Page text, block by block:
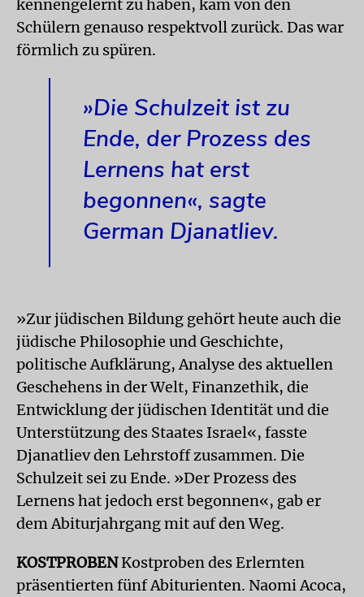
kennengelernt zu haben, kam von den
Schülern genauso respektvoll zurück. Das war
förmlich zu spüren.
»Die Schulzeit ist zu
Ende, der Prozess des
Lernens hat erst
begonnen«, sagte
German Djanatliev.
»Zur jüdischen Bildung gehört heute auch die
jüdische Philosophie und Geschichte,
politische Aufklärung, Analyse des aktuellen
Geschehens in der Welt, Finanzethik, die
Entwicklung der jüdischen Identität und die
Unterstützung des Staates Israel«, fasste
Djanatliev den Lehrstoff zusammen. Die
Schulzeit sei zu Ende. »Der Prozess des
Lernens hat jedoch erst begonnen«, gab er
dem Abiturjahrgang mit auf den Weg.
KOSTPROBENKostproben des Erlernten
präsentierten fünf Abiturienten. Naomi Acoca,